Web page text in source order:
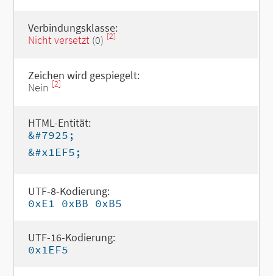
Verbindungsklasse:
Nicht versetzt(0) [2]
Zeichen wird gespiegelt:
Nein [2]
HTML-Entität:
&#7925;
&#x1EF5;
UTF-8-Kodierung:
0xE1 0xBB 0xB5
UTF-16-Kodierung:
0x1EF5